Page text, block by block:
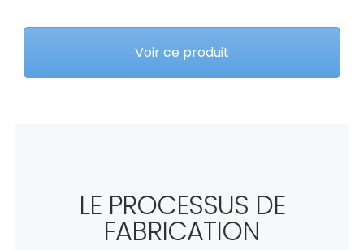
Voir ce produit
LE PROCESSUS DE
FABRICATION